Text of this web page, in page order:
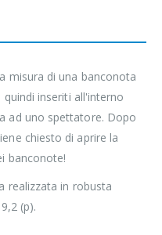
misura di una banconota
inseriti all'interno
ad uno spettatore. Dopo
chiesto di aprire la
banconote!
realizzata in robusta
(p).